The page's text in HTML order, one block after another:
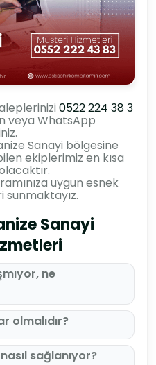
0522 224 38 3
veya WhatsApp
Sanayi bölgesine
ekiplerimiz en kısa
uygun esnek
Sanayi
ne
olmalıdır?
sağlanıyor?